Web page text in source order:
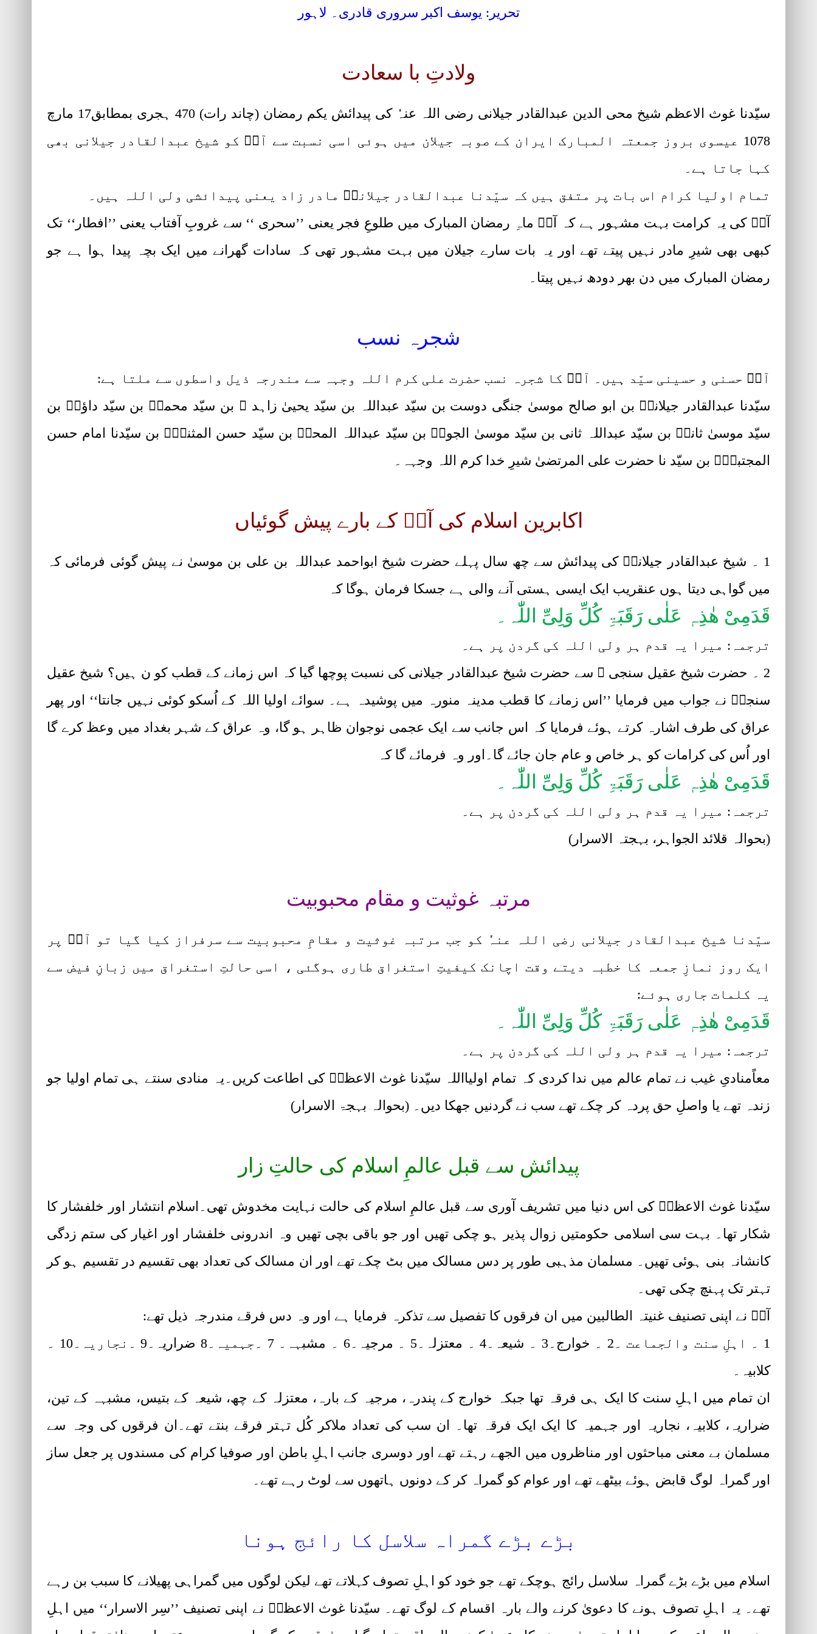
تحریر: یوسف اکبر سروری قادری۔ لاہور
ولادتِ با سعادت
سیّدنا غوث الاعظم شیخ محی الدین عبدالقادر جیلانی رضی اللہ عنہٗ کی پیدائش یکم رمضان (چاند رات) 470 ہجری بمطابق17 مارچ
1078 عیسوی بروز جمعتہ المبارک ایران کے صوبہ جیلان میں ہوئی اسی نسبت سے آپؓ کو شیخ عبدالقادر جیلانی بھی
کہا جاتا ہے۔
تمام اولیا کرام اس بات پر متفق ہیں کہ سیّدنا عبدالقادر جیلانیؓ مادر زاد یعنی پیدائشی ولی اللہ ہیں۔
آپؓ کی یہ کرامت بہت مشہور ہے کہ آپؓ ماہِ رمضان المبارک میں طلوعِ فجر یعنی ’’سحری ‘‘ سے غروبِ آفتاب یعنی ’’افطار‘‘ تک
کبھی بھی شیرِ مادر نہیں پیتے تھے اور یہ بات سارے جیلان میں بہت مشہور تھی کہ سادات گھرانے میں ایک بچہ پیدا ہوا ہے جو
رمضان المبارک میں دن بھر دودھ نہیں پیتا۔
شجرہ نسب
آپؓ حسنی و حسینی سیّد ہیں۔ آپؓ کا شجرہ نسب حضرت علی کرم اللہ وجہہ سے مندرجہ ذیل واسطوں سے ملتا ہے:
سیّدنا عبدالقادر جیلانیؓ بن ابو صالح موسیٰ جنگی دوست بن سیّد عبداللہ بن سیّد یحییٰ زاہد ؒ بن سیّد محمدؒ بن سیّد داؤدؓ بن
سیّد موسیٰ ثانیؒ بن سیّد عبداللہ ثانی بن سیّد موسیٰ الجونؒ بن سیّد عبداللہ المحضؓ بن سیّد حسن المثنیٰؓ بن سیّدنا امام حسن
المجتبیٰؓ بن سیّد نا حضرت علی المرتضیٰ شیرِ خدا کرم اللہ وجہہ۔
اکابرین اسلام کی آپؓ کے بارے پیش گوئیاں
1 ۔ شیخ عبدالقادر جیلانیؓ کی پیدائش سے چھ سال پہلے حضرت شیخ ابواحمد عبداللہ بن علی بن موسیٰ نے پیش گوئی فرمائی کہ
میں گواہی دیتا ہوں عنقریب ایک ایسی ہستی آنے والی ہے جسکا فرمان ہوگا کہ
قَدَمِیْ ھٰذِہٖ عَلٰی رَقَبَۃِ کُلِّ وَلِیِّ اللّٰہ۔
ترجمہ: میرا یہ قدم ہر ولی اللہ کی گردن پر ہے۔
2 ۔ حضرت شیخ عقیل سنجی ؒ سے حضرت شیخ عبدالقادر جیلانی کی نسبت پوچھا گیا کہ اس زمانے کے قطب کو ن ہیں؟ شیخ عقیل
سنجیؒ نے جواب میں فرمایا ’’اس زمانے کا قطب مدینہ منورہ میں پوشیدہ ہے۔ سوائے اولیا اللہ کے اُسکو کوئی نہیں جانتا‘‘ اور پھر
عراق کی طرف اشارہ کرتے ہوئے فرمایا کہ اس جانب سے ایک عجمی نوجوان ظاہر ہو گا، وہ عراق کے شہر بغداد میں وعظ کرے گا
اور اُس کی کرامات کو ہر خاص و عام جان جائے گا۔اور وہ فرمائے گا کہ
قَدَمِیْ ھٰذِہٖ عَلٰی رَقَبَۃِ کُلِّ وَلِیِّ اللّٰہ۔
ترجمہ: میرا یہ قدم ہر ولی اللہ کی گردن پر ہے۔
(بحوالہ قلائد الجواہر، بہجتہ الاسرار)
مرتبہ غوثیت و مقام محبوبیت
سیّدنا شیخ عبدالقادر جیلانی رضی اللہ عنہٗ کو جب مرتبہ غوثیت و مقامِ محبوبیت سے سرفراز کیا گیا تو آپؓ پر
ایک روز نمازِ جمعہ کا خطبہ دیتے وقت اچانک کیفیتِ استغراق طاری ہوگئی ، اسی حالتِ استغراق میں زبانِ فیض سے
یہ کلمات جاری ہوئے:
قَدَمِیْ ھٰذِہٖ عَلٰی رَقَبَۃِ کُلِّ وَلِیِّ اللّٰہ۔
ترجمہ: میرا یہ قدم ہر ولی اللہ کی گردن پر ہے۔
معاًمنادیِ غیب نے تمام عالم میں ندا کردی کہ تمام اولیااللہ سیّدنا غوث الاعظمؓ کی اطاعت کریں۔یہ منادی سنتے ہی تمام اولیا جو
زندہ تھے یا واصلِ حق پردہ کر چکے تھے سب نے گردنیں جھکا دیں۔ (بحوالہ بہجۃ الاسرار)
پیدائش سے قبل عالمِ اسلام کی حالتِ زار
سیّدنا غوث الاعظمؓ کی اس دنیا میں تشریف آوری سے قبل عالمِ اسلام کی حالت نہایت مخدوش تھی۔اسلام انتشار اور خلفشار کا
شکار تھا۔ بہت سی اسلامی حکومتیں زوال پذیر ہو چکی تھیں اور جو باقی بچی تھیں وہ اندرونی خلفشار اور اغیار کی ستم زدگی
کانشانہ بنی ہوئی تھیں۔ مسلمان مذہبی طور پر دس مسالک میں بٹ چکے تھے اور ان مسالک کی تعداد بھی تقسیم در تقسیم ہو کر
تہتر تک پہنچ چکی تھی۔
آپؓ نے اپنی تصنیف غنیتہ الطالبین میں ان فرقوں کا تفصیل سے تذکرہ فرمایا ہے اور وہ دس فرقے مندرجہ ذیل تھے:
1 ۔ اہلِ سنت والجماعت ۔2 ۔ خوارج۔3 ۔ شیعہ۔4 ۔ معتزلہ۔5 ۔ مرجیہ۔6 ۔ مشبہہ۔ 7 ۔جہمیہ۔8 ضراریہ۔9 ۔نجاریہ۔10 ۔
کلابیہ۔
ان تمام میں اہلِ سنت کا ایک ہی فرقہ تھا جبکہ خوارج کے پندرہ، مرجیہ کے بارہ، معتزلہ کے چھ، شیعہ کے بتیس، مشبہہ کے تین،
ضراریہ، کلابیہ، نجاریہ اور جہمیہ کا ایک ایک فرقہ تھا۔ ان سب کی تعداد ملاکر کُل تہتر فرقے بنتے تھے۔ان فرقوں کی وجہ سے
مسلمان بے معنی مباحثوں اور مناظروں میں الجھے رہتے تھے اور دوسری جانب اہلِ باطن اور صوفیا کرام کی مسندوں پر جعل ساز
اور گمراہ لوگ قابض ہوئے بیٹھے تھے اور عوام کو گمراہ کر کے دونوں ہاتھوں سے لوٹ رہے تھے۔
بڑے بڑے گمراہ سلاسل کا رائج ہونا
اسلام میں بڑے بڑے گمراہ سلاسل رائج ہوچکے تھے جو خود کو اہلِ تصوف کہلاتے تھے لیکن لوگوں میں گمراہی پھیلانے کا سبب بن رہے
تھے۔ یہ اہلِ تصوف ہونے کا دعویٰ کرنے والے بارہ اقسام کے لوگ تھے۔ سیّدنا غوث الاعظمؓ نے اپنی تصنیف ’’سِر الاسرار‘‘ میں اہلِ